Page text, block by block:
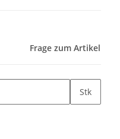
Frage zum Artikel
Stk